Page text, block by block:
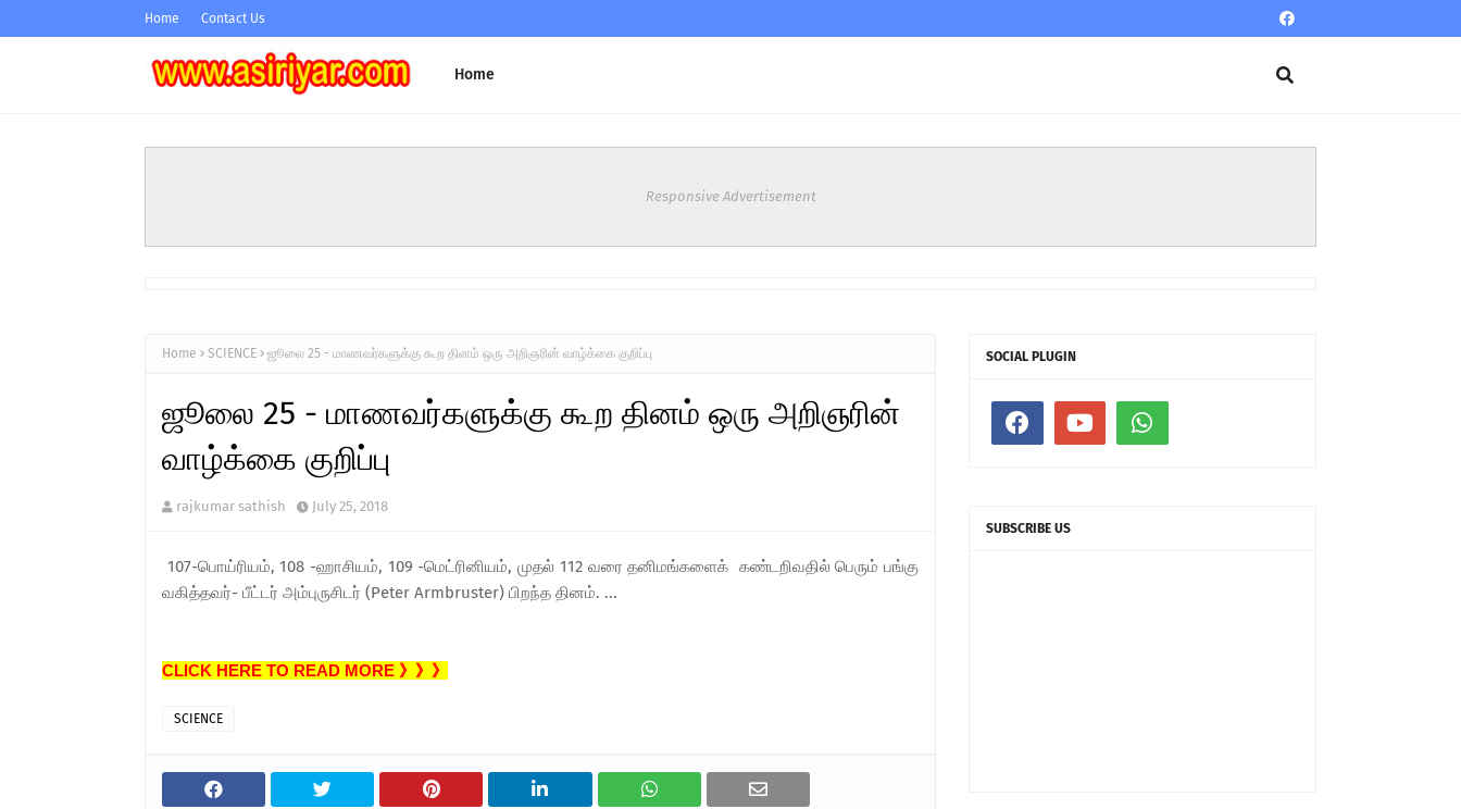
Home Contact Us
Home
Responsive Advertisement
Home SCIENCE ஜூலை 25 - மாணவர்களுக்கு கூற தினம் ஒரு அறிஞரின் வாழ்க்கை குறிப்பு
ஜூலை 25 - மாணவர்களுக்கு கூற தினம் ஒரு அறிஞரின்
வாழ்க்கை குறிப்பு
rajkumar sathish July 25, 2018
107-பொய்ரியம், 108 -ஹாசியம், 109 -மெட்ரினியம், முதல் 112 வரை தனிமங்களைக் கண்டறிவதில் பெரும் பங்கு
வகித்தவர்- பீட்டர் அம்புருசிடர் (Peter Armbruster) பிறந்த தினம். ...
CLICK HERE TO READ MORE 》》》
SCIENCE
SOCIAL PLUGIN
SUBSCRIBE US